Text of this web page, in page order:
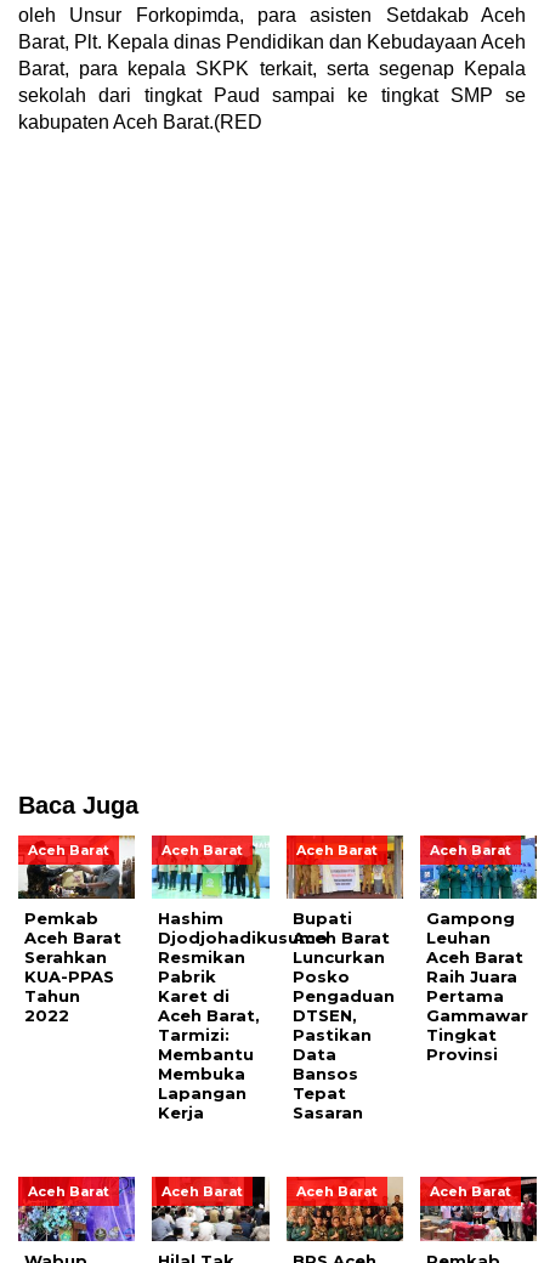
oleh Unsur Forkopimda, para asisten Setdakab Aceh
Barat, Plt. Kepala dinas Pendidikan dan Kebudayaan Aceh
Barat, para kepala SKPK terkait, serta segenap Kepala
sekolah dari tingkat Paud sampai ke tingkat SMP se
kabupaten Aceh Barat.(RED
Baca Juga
Aceh Barat
Pemkab
Aceh Barat
Serahkan
KUA-PPAS
Tahun
2022
Aceh Barat
Hashim
Djodjohadikusumo
Resmikan
Pabrik
Karet di
Aceh Barat,
Tarmizi:
Membantu
Membuka
Lapangan
Kerja
Aceh Barat
Bupati
Aceh Barat
Luncurkan
Posko
Pengaduan
DTSEN,
Pastikan
Data
Bansos
Tepat
Sasaran
Aceh Barat
Gampong
Leuhan
Aceh Barat
Raih Juara
Pertama
Gammawar
Tingkat
Provinsi
Aceh Barat Aceh Barat Aceh Barat Aceh Barat